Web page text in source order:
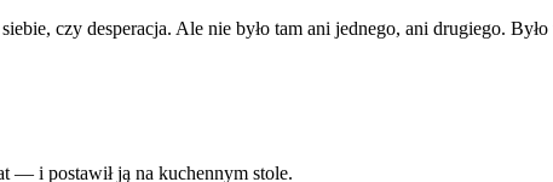
czy desperacja. Ale nie było tam ani jednego, ani drugiego.
— i postawił ją na kuchennym stole.